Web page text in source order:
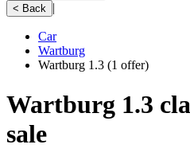
< Back |
Car
Wartburg
Wartburg 1.3 (1 offer)
Wartburg 1.3
sale